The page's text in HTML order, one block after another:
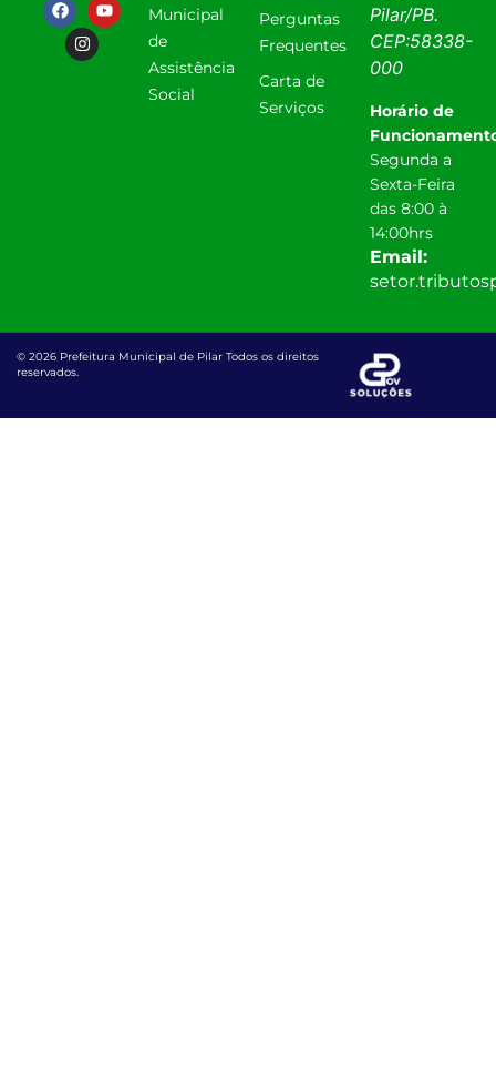
Municipal
de
Assistência
Social
Perguntas
Frequentes
Carta de
Serviços
Pilar/PB.
CEP:58338-
000
Horário de
Segunda a
Sexta-Feira
das 8:00 à
14:00hrs
Email:
© 2026 Prefeitura Municipal de Pilar Todos os direitos
reservados.